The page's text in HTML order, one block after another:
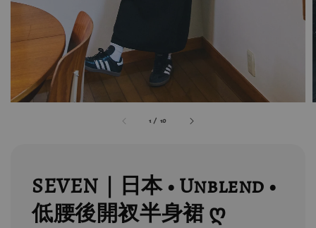
1 / 10
SEVEN｜日本 • Unblend •
低腰後開衩半身裙 ღ